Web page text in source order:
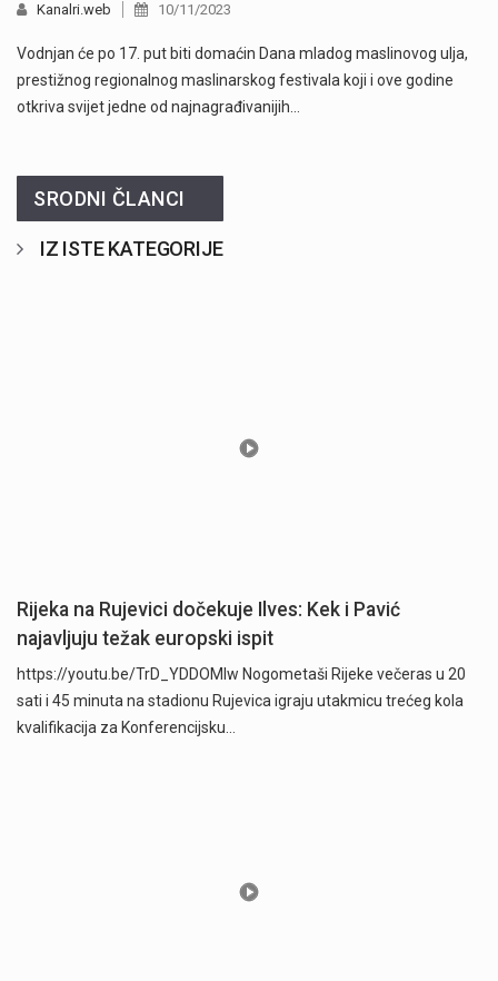
Kanalri.web 10/11/2023
Vodnjan će po 17. put biti domaćin Dana mladog maslinovog ulja,
prestižnog regionalnog maslinarskog festivala koji i ove godine
otkriva svijet jedne od najnagrađivanijih…
SRODNI ČLANCI
IZ ISTE KATEGORIJE
Rijeka na Rujevici dočekuje Ilves: Kek i Pavić
najavljuju težak europski ispit
https://youtu.be/TrD_YDDOMIw Nogometaši Rijeke večeras u 20
sati i 45 minuta na stadionu Rujevica igraju utakmicu trećeg kola
kvalifikacija za Konferencijsku…